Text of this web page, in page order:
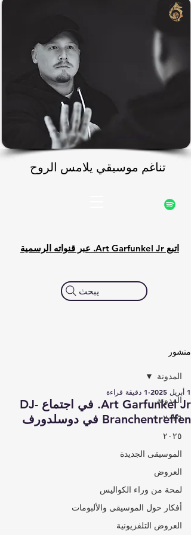
تناغم موسيقي يلامس الروح
تناغم موسيقي يلامس الروح
يبحث
اتبع Art Garfunkel Jr. عبر قنواته الرسمية
منشور
المدونة
٢٠٢٦
٢٠٢٥
الموسيقى الجديدة
العروض
لمحة من وراء الكواليس
أفكار حول الموسيقى والألبومات
العروض التلفزيونية
المدونة
Art Garfunkel Jr. في اجتماع DJ-
Branchentreffen في دوسلدورف
1 أبريل 2025 1 دقيقة قراءة